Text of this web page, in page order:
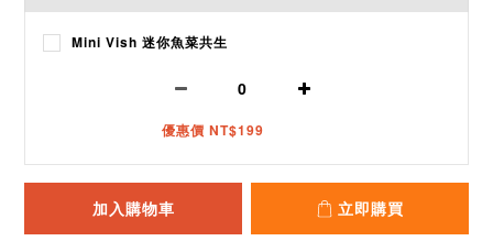
Mini Vish 迷你魚菜共生
優惠價 NT$199
加入購物車 立即購買